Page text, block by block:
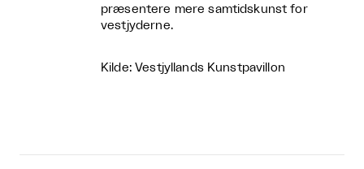
præsentere mere samtidskunst for
vestjyderne.
Kilde: Vestjyllands Kunstpavillon